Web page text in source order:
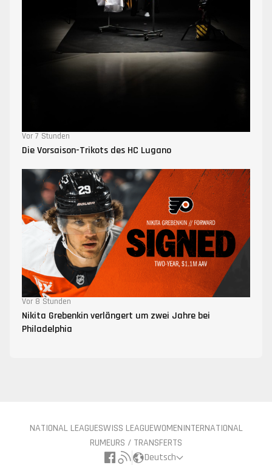
Vor 7 Stunden
Die Vorsaison-Trikots des HC Lugano
Vor 8 Stunden
Nikita Grebenkin verlängert um zwei Jahre bei
Philadelphia
NATIONAL LEAGUESWISS LEAGUEWOMENINTERNATIONAL
RUMEURS / TRANSFERTS
Deutsch